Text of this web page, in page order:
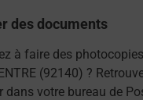
des documents
à faire des
(92140) ?
dans votre bureau de